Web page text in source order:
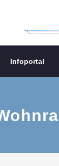
Infoportal